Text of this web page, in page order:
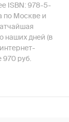
ISBN: 978-5-
по Москве и
наших дней (в
руб.